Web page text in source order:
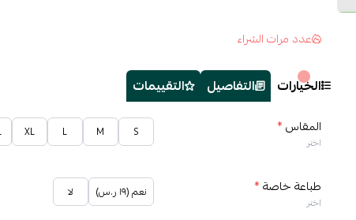
عدد مرات الشراء
الخيارات التفاصيل التقييمات
المقاس*
اختر
S
M
L
XL
طباعة خاصة*
اختر
نعم (١٩ ر.س) لا